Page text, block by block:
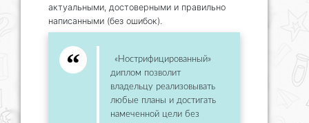
актуальными, достоверными и правильно
написанными (без ошибок).
«Нострифицированный»
диплом позволит
владельцу реализовывать
любые планы и достигать
намеченной цели без